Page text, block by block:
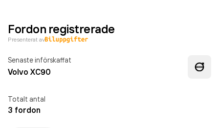
Fordon registrerade
Presenterat av
Senaste införskaffat
Volvo XC90
Totalt antal
3 fordon